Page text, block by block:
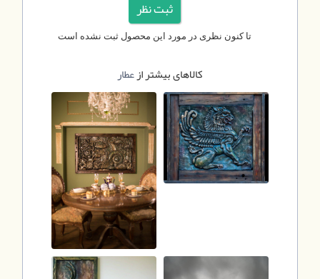
تا کنون نظری در مورد این محصول ثبت نشده است
کالاهای بیشتر ازعطار